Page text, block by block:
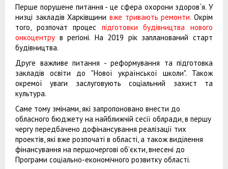
Перше порушене питання - це сфера охорони здоров`я. У
низці закладів Харківщини вже тривають ремонти. Окрім
того, розпочат процес підготовки будівництва нового
онкоцентру в регіоні. На 2019 рік запланований старт
будівництва.
Друге важливе питання - реформування та підготовка
закладів освіти до "Нової української школи". Також
окремої уваги заслуговують соціальний захист та
культура.
Саме тому змінами, які запропоновано внести до
обласного бюджету на найближчій сесії облради, в першу
чергу передбачено дофінансування реалізації тих
проектів, які вже розпочаті в області, а також виділення
фінансування на першочергові об’єкти, внесені до
Програми соціально-економічного розвитку області.